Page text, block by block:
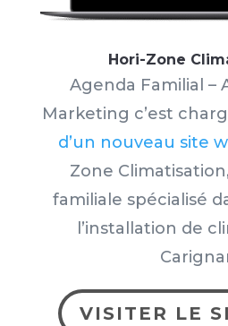
Hori-Zone
Agenda Familial –
Marketing c’est
d’un nouveau site
Zone Climatisation
familiale spécialisé
l’installation de
VISITER LE